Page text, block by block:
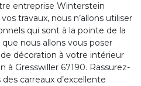
entreprise Winterstein
travaux, nous n’allons utiliser
qui sont à la pointe de la
nous allons vous poser
décoration à votre intérieur
à Gresswiller 67190. Rassurez-
carreaux d’excellente